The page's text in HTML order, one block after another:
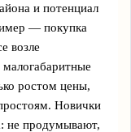
и потенциал
— покупка
возле
ростом цены,
Новички
не продумывают,